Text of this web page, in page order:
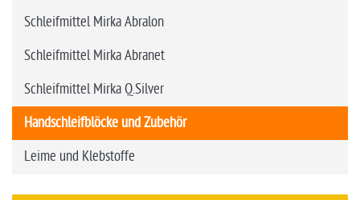
Schleifmittel Mirka Abralon
Schleifmittel Mirka Abranet
Schleifmittel Mirka Q.Silver
Handschleifblöcke und Zubehör
Leime und Klebstoffe